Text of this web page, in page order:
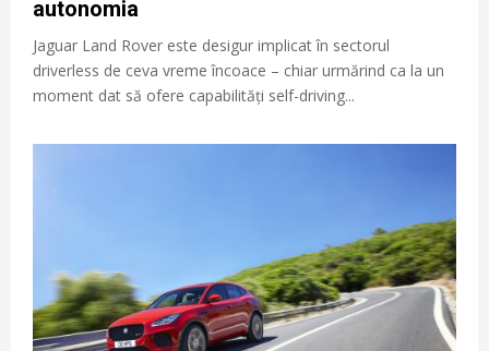
autonomia
Jaguar Land Rover este desigur implicat în sectorul
driverless de ceva vreme încoace – chiar urmărind ca la un
moment dat să ofere capabilități self-driving...